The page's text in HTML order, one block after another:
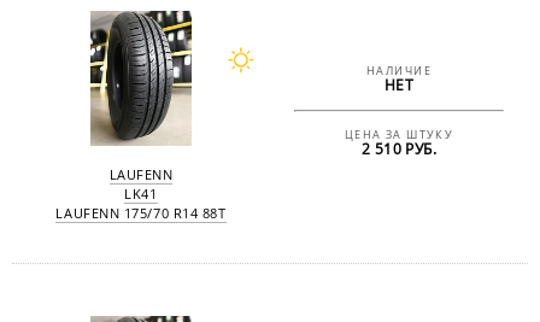
LAUFENN
LK41
LAUFENN 175/70 R14 88T
НАЛИЧИЕ
НЕТ
ЦЕНА ЗА ШТУКУ
2 510 РУБ.